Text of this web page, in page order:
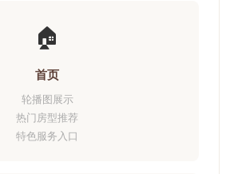
🏠
首页
轮播图展示
热门房型推荐
特色服务入口